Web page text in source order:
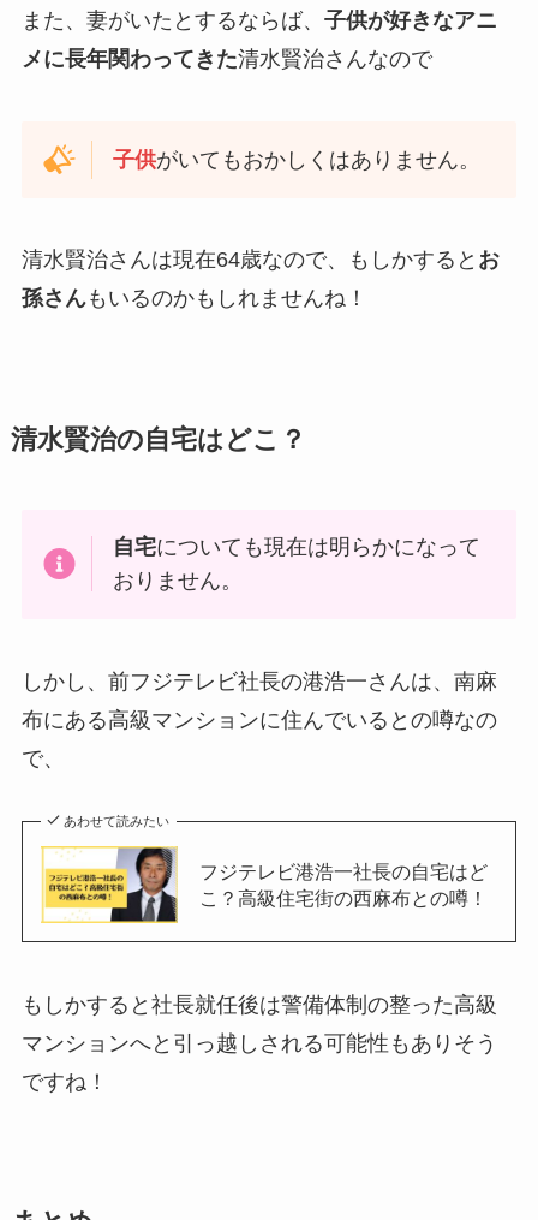
また、妻がいたとするならば、 子供が好きなアニ
メに長年関わってきた清水賢治さんなので
子供がいてもおかしくはありません。
清水賢治さんは現在64歳なので、もしかすると お
孫さんもいるのかもしれませんね！
清水賢治の自宅はどこ？
自宅についても現在は明らかになって
おりません。
しかし、前フジテレビ社長の港浩一さんは、南麻
布にある高級マンションに住んでいるとの噂なの
で、
あわせて読みたい
フジテレビ港浩一社長の自宅はど
こ？高級住宅街の西麻布との噂！
もしかすると社長就任後は警備体制の整った高級
マンションへと引っ越しされる可能性もありそう
ですね！